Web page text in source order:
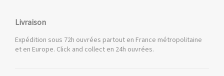
Livraison
Expédition sous 72h ouvrées partout en France métropolitaine
et en Europe. Click and collect en 24h ouvrées.